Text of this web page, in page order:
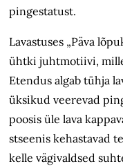
pingestatust.
Lavastuses „Päva
ühtki juhtmotiivi,
Etendus algab tühja
üksikud veerevad
poosis üle lava
stseenis kehastavad
kelle vägivaldsed